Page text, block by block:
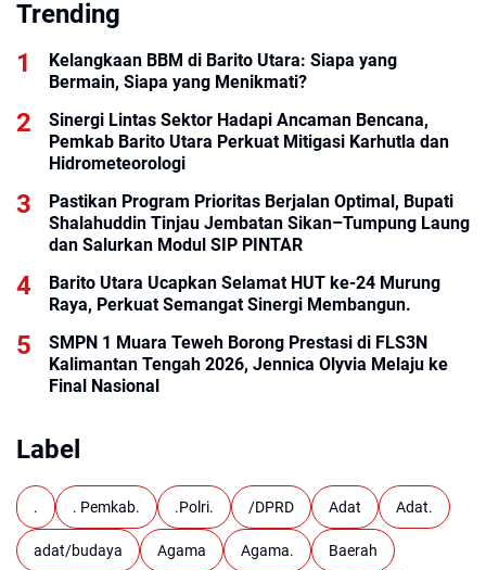
Trending
Kelangkaan BBM di Barito Utara: Siapa yang
Bermain, Siapa yang Menikmati?
Sinergi Lintas Sektor Hadapi Ancaman Bencana,
Pemkab Barito Utara Perkuat Mitigasi Karhutla dan
Hidrometeorologi
Pastikan Program Prioritas Berjalan Optimal, Bupati
Shalahuddin Tinjau Jembatan Sikan–Tumpung Laung
dan Salurkan Modul SIP PINTAR
Barito Utara Ucapkan Selamat HUT ke-24 Murung
Raya, Perkuat Semangat Sinergi Membangun.
SMPN 1 Muara Teweh Borong Prestasi di FLS3N
Kalimantan Tengah 2026, Jennica Olyvia Melaju ke
Final Nasional
Label
. . Pemkab. .Polri. /DPRD Adat Adat.
adat/budaya Agama Agama. Baerah